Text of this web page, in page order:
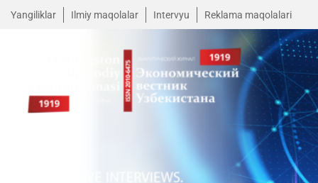
Yangiliklar Ilmiy maqolalar Intervyu Reklama maqolalari